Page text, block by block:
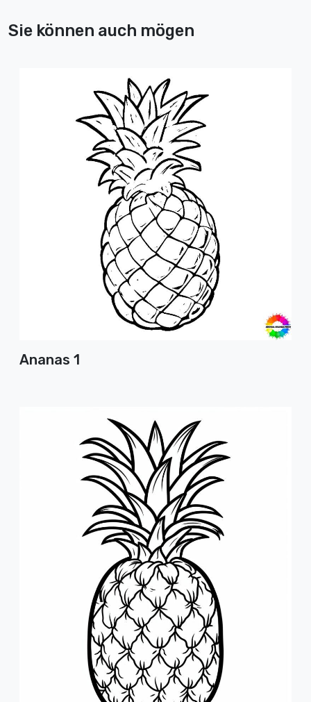
Sie können auch mögen
Ananas 1